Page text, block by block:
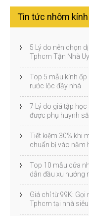
Tin tức nhôm kính
5 Lý do nên chọn
Tphcm Tận Nhà
Top 5 mẫu kính
rước lộc đầy nhà
7 Lý do giá tập
được phụ huynh
Tiết kiệm 30% khi
chuẩn bị vào năm
Top 10 mẫu cửa
dẫn đầu xu hướng
Giá chỉ từ 99K:
Tphcm tại nhà